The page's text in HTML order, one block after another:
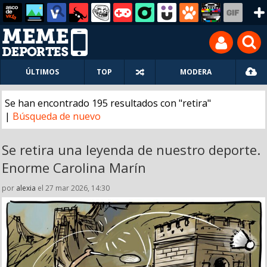
ÚLTIMOS TOP MODERA
Se han encontrado 195 resultados con "retira"
| Búsqueda de nuevo
Se retira una leyenda de nuestro deporte.
Enorme Carolina Marín
por alexia el 27 mar 2026, 14:30